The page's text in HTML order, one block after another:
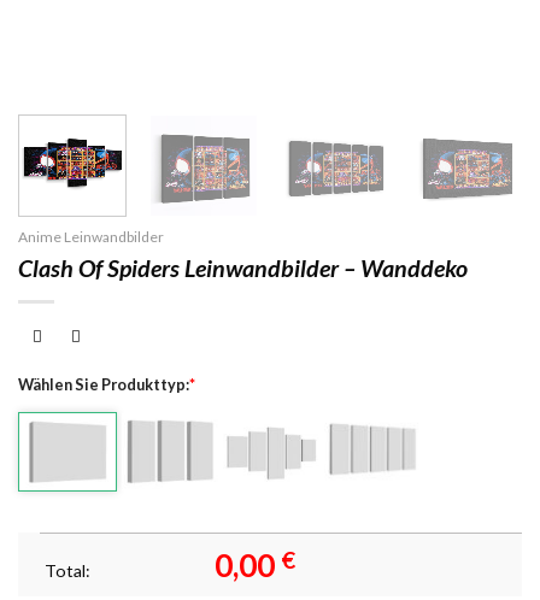
Anime Leinwandbilder
Clash Of Spiders Leinwandbilder – Wanddeko
Wählen Sie Produkttyp:*
Total: 0,00 €